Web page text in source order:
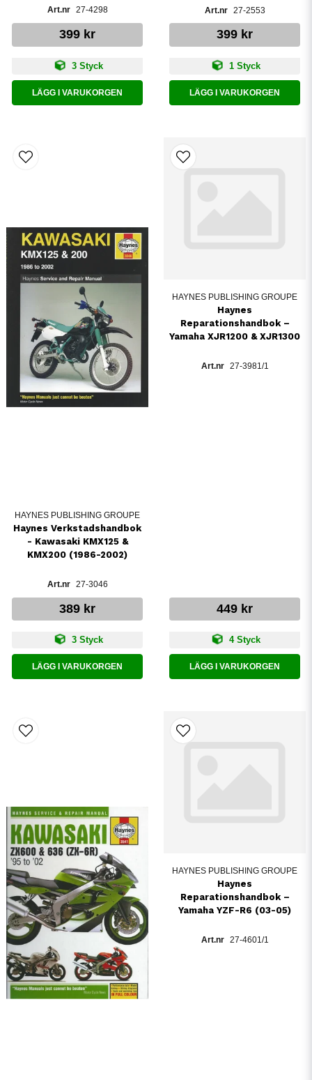
27-4298
399 kr
3 Styck
LÄGG I VARUKORGEN
27-2553
399 kr
1 Styck
LÄGG I VARUKORGEN
HAYNES PUBLISHING GROUPE
Haynes Verkstadshandbok
- Kawasaki KMX125 &
KMX200 (1986-2002)
27-3046
389 kr
3 Styck
LÄGG I VARUKORGEN
HAYNES PUBLISHING GROUPE
Haynes
Reparationshandbok –
Yamaha XJR1200 & XJR1300
27-3981/1
449 kr
4 Styck
LÄGG I VARUKORGEN
HAYNES PUBLISHING GROUPE
Haynes
Reparationshandbok –
Yamaha YZF-R6 (03-05)
27-4601/1